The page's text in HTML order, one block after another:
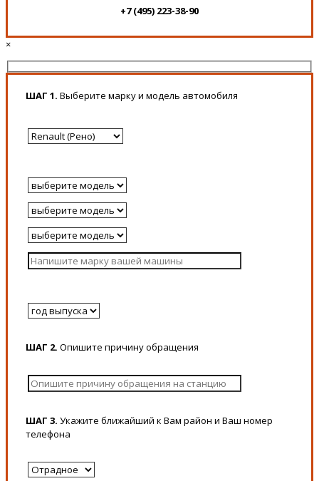
+7 (495) 223-38-90
×
ШАГ 1. Выберите марку и модель автомобиля
ШАГ 2. Опишите причину обращения
ШАГ 3. Укажите ближайший к Вам район и Ваш номер
телефона